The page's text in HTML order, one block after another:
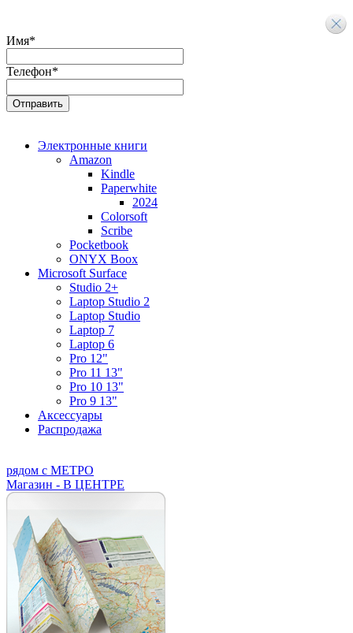
Имя*
Телефон*
Электронные книги
Amazon
Kindle
Paperwhite
2024
Colorsoft
Scribe
Pocketbook
ONYX Boox
Microsoft Surface
Studio 2+
Laptop Studio 2
Laptop Studio
Laptop 7
Laptop 6
Pro 12"
Pro 11 13"
Pro 10 13"
Pro 9 13"
Аксессуары
Распродажа
рядом с МЕТРО
Магазин - В ЦЕНТРЕ